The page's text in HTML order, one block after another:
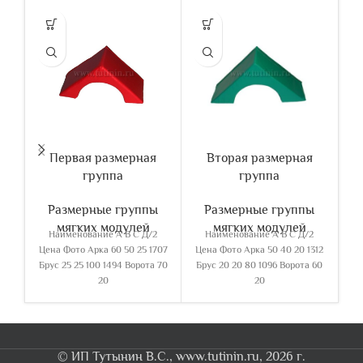
Первая размерная
группа
Размерные группы
мягких модулей
Наименование А В С Д/2
Цена Фото Арка 60 50 25 1707
Брус 25 25 100 1494 Ворота 70
20
Вторая размерная
группа
Размерные группы
мягких модулей
Наименование А В С Д/2
Цена Фото Арка 50 40 20 1312
Брус 20 20 80 1096 Ворота 60
20
© ИП Тутынин В.С., www.tutinin.ru, 2026 г.